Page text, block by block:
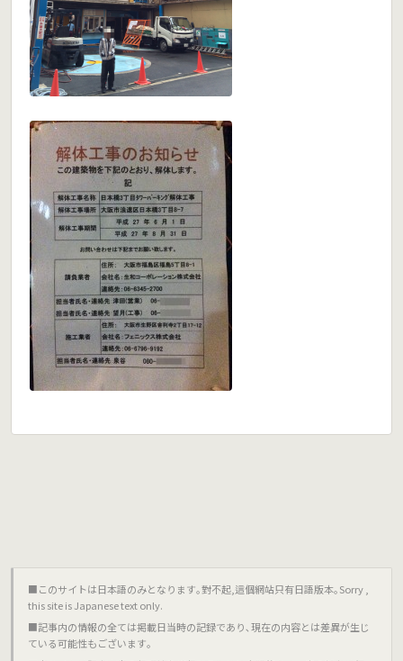
■このサイトは日本語のみとなります｡對不起,這個網站只有日語版本｡Sorry ,
this site is Japanese text only.
■記事内の情報の全ては掲載日当時の記録であり､現在の内容とは差異が生じ
ている可能性もございます｡